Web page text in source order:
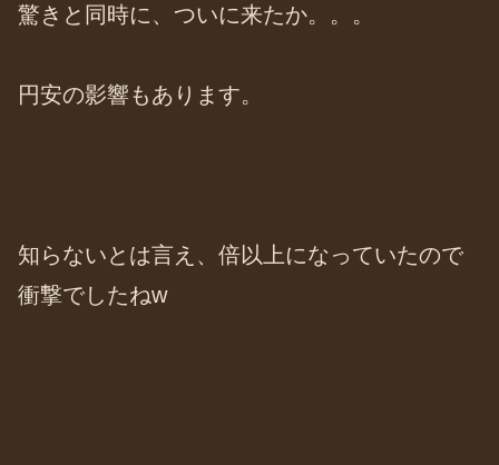
驚きと同時に、ついに来たか。。。
円安の影響もあります。
知らないとは言え、倍以上になっていたので
衝撃でしたねw